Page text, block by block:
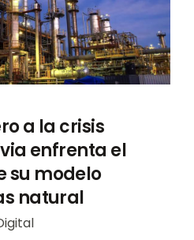
a la crisis
enfrenta el
su modelo
natural